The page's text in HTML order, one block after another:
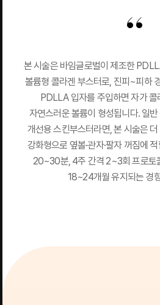
본 시술은 바임글로벌이 제조한
볼륨형 콜라겐 부스터로, 진피~피하
PDLLA 입자를 주입하면 자가 콜
자연스러운 볼륨이 형성됩니다. 일
개선용 스킨부스터라면, 본 시술은
강화형으로 옆볼·관자·팔자 꺼짐에
20~30분, 4주 간격 2~3회 프로토
18~24개월 유지되는 경